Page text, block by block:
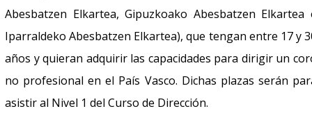
Abesbatzen Elkartea, Gipuzkoako Abesbatzen Elkartea
Iparraldeko Abesbatzen Elkartea), que tengan entre 17 y
años y quieran adquirir las capacidades para dirigir un
no profesional en el País Vasco. Dichas plazas serán
asistir al Nivel 1 del Curso de Dirección.